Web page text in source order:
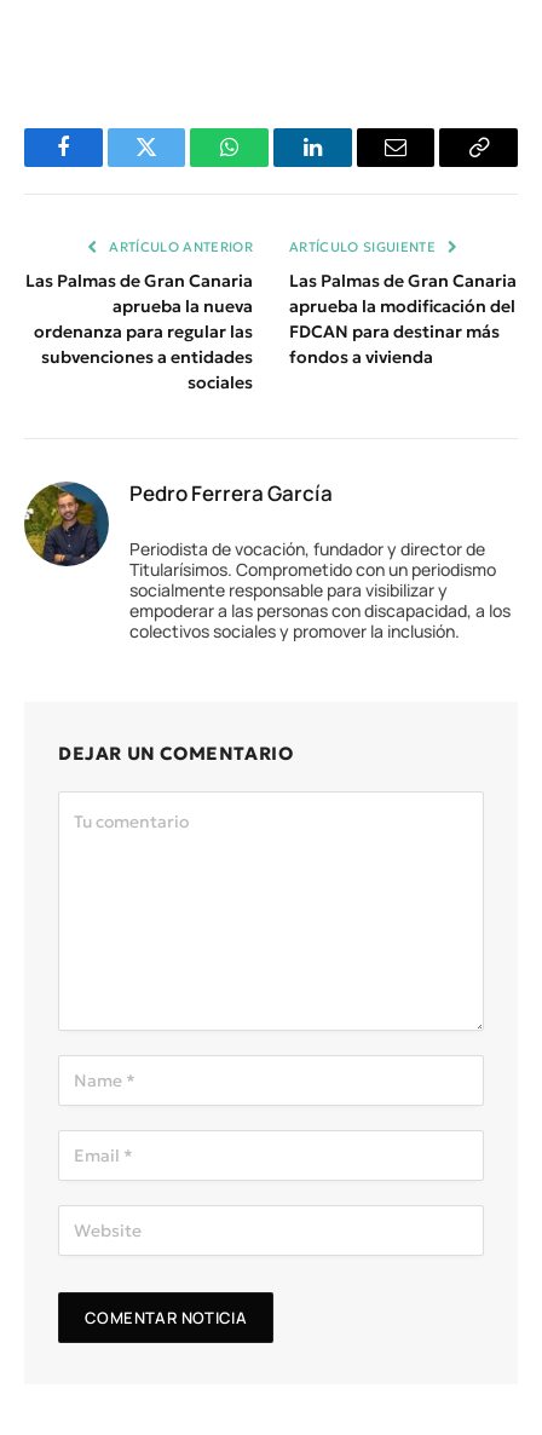
FacebookTwitter WhatsAppLinkedInEmail
Copiar
ARTÍCULO ANTERIOR
Las Palmas de Gran Canaria
aprueba la nueva
ordenanza para regular las
subvenciones a entidades
sociales
ARTÍCULO SIGUIENTE
Las Palmas de Gran Canaria
aprueba la modificación del
FDCAN para destinar más
fondos a vivienda
Pedro Ferrera García
Periodista de vocación, fundador y director de
Titularísimos. Comprometido con un periodismo
socialmente responsable para visibilizar y
empoderar a las personas con discapacidad, a los
colectivos sociales y promover la inclusión.
DEJAR UN COMENTARIO